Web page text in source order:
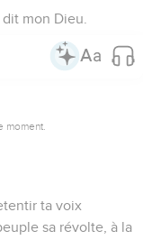
mon Dieu.
ta voix
sa révolte, à la